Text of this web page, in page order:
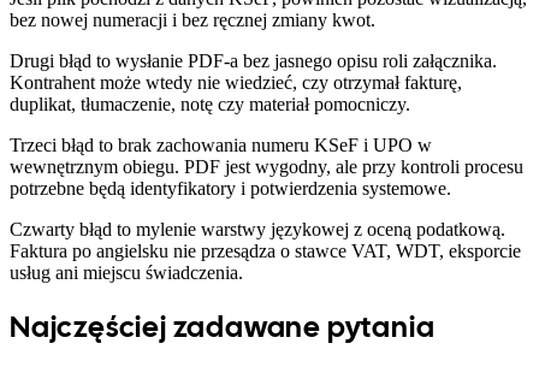
bez nowej numeracji i bez ręcznej zmiany kwot.
Drugi błąd to wysłanie PDF-a bez jasnego opisu roli załącznika.
Kontrahent może wtedy nie wiedzieć, czy otrzymał fakturę,
duplikat, tłumaczenie, notę czy materiał pomocniczy.
Trzeci błąd to brak zachowania numeru KSeF i UPO w
wewnętrznym obiegu. PDF jest wygodny, ale przy kontroli procesu
potrzebne będą identyfikatory i potwierdzenia systemowe.
Czwarty błąd to mylenie warstwy językowej z oceną podatkową.
Faktura po angielsku nie przesądza o stawce VAT, WDT, eksporcie
usług ani miejscu świadczenia.
Najczęściej zadawane pytania